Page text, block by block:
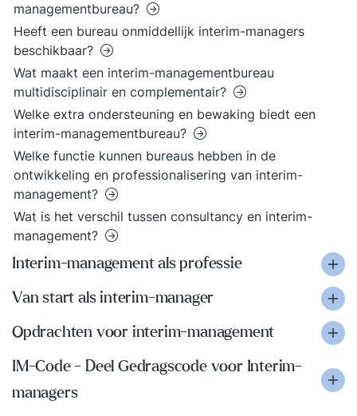
managementbureau?
Heeft een bureau onmiddellijk interim-managers
beschikbaar?
Wat maakt een interim-managementbureau
multidisciplinair en complementair?
Welke extra ondersteuning en bewaking biedt een
interim-managementbureau?
Welke functie kunnen bureaus hebben in de
ontwikkeling en professionalisering van interim-
management?
Wat is het verschil tussen consultancy en interim-
management?
Interim-management als professie
Van start als interim-manager
Opdrachten voor interim-management
IM-Code - Deel Gedragscode voor Interim-
managers